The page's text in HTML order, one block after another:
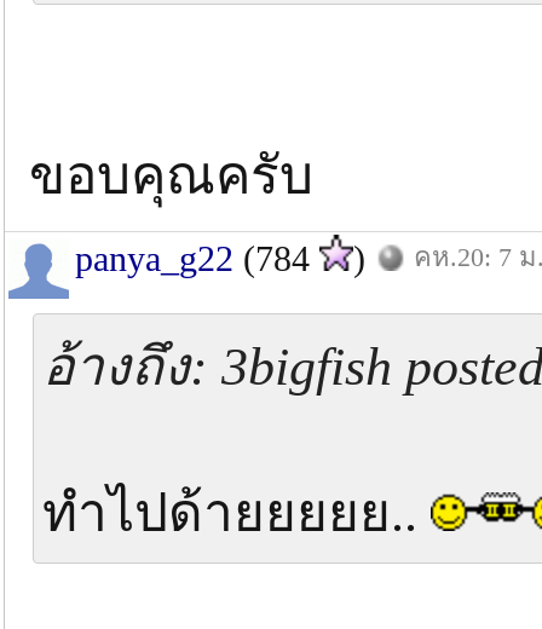
ขอบคุณครับ
panya_g22 (784 ) คห.20: 7
อ้างถึง: 3bigfish
ทำไปด้ายยยยย..